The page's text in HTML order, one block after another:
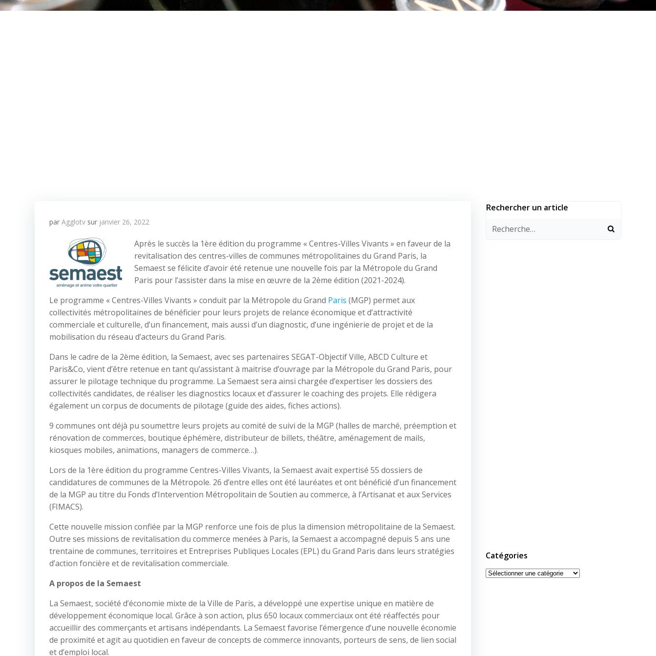
par Agglotv sur janvier 26, 2022
Après le succès la 1ère édition du programme « Centres-Villes Vivants » en faveur de la
revitalisation des centres-villes de communes métropolitaines du Grand Paris, la
Semaest se félicite d’avoir été retenue une nouvelle fois par la Métropole du Grand
Paris pour l’assister dans la mise en œuvre de la 2ème édition (2021-2024).
Le programme « Centres-Villes Vivants » conduit par la Métropole du Grand Paris (MGP) permet aux
collectivités métropolitaines de bénéficier pour leurs projets de relance économique et d’attractivité
commerciale et culturelle, d’un financement, mais aussi d’un diagnostic, d’une ingénierie de projet et de la
mobilisation du réseau d’acteurs du Grand Paris.
Dans le cadre de la 2ème édition, la Semaest, avec ses partenaires SEGAT-Objectif Ville, ABCD Culture et
Paris&Co, vient d’être retenue en tant qu’assistant à maitrise d’ouvrage par la Métropole du Grand Paris, pour
assurer le pilotage technique du programme. La Semaest sera ainsi chargée d’expertiser les dossiers des
collectivités candidates, de réaliser les diagnostics locaux et d’assurer le coaching des projets. Elle rédigera
également un corpus de documents de pilotage (guide des aides, fiches actions).
9 communes ont déjà pu soumettre leurs projets au comité de suivi de la MGP (halles de marché, préemption et
rénovation de commerces, boutique éphémère, distributeur de billets, théâtre, aménagement de mails,
kiosques mobiles, animations, managers de commerce…).
Lors de la 1ère édition du programme Centres-Villes Vivants, la Semaest avait expertisé 55 dossiers de
candidatures de communes de la Métropole. 26 d’entre elles ont été lauréates et ont bénéficié d’un financement
de la MGP au titre du Fonds d’Intervention Métropolitain de Soutien au commerce, à l’Artisanat et aux Services
(FIMACS).
Cette nouvelle mission confiée par la MGP renforce une fois de plus la dimension métropolitaine de la Semaest.
Outre ses missions de revitalisation du commerce menées à Paris, la Semaest a accompagné depuis 5 ans une
trentaine de communes, territoires et Entreprises Publiques Locales (EPL) du Grand Paris dans leurs stratégies
d’action foncière et de revitalisation commerciale.
A propos de la Semaest
La Semaest, société d’économie mixte de la Ville de Paris, a développé une expertise unique en matière de
développement économique local. Grâce à son action, plus 650 locaux commerciaux ont été réaffectés pour
accueillir des commerçants et artisans indépendants. La Semaest favorise l’émergence d’une nouvelle économie
de proximité et agit au quotidien en faveur de concepts de commerce innovants, porteurs de sens, de lien social
et d’emploi local.
Rechercher un article
Catégories
Catégories